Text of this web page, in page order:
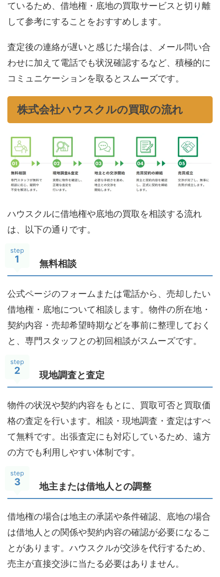
ているため、借地権・底地の買取サービスと切り離
して参考にすることをおすすめします。
査定後の連絡が遅いと感じた場合は、メール問い合
わせに加えて電話でも状況確認するなど、積極的に
コミュニケーションを取るとスムーズです。
株式会社ハウスクルの買取の流れ
ハウスクルに借地権や底地の買取を相談する流れ
は、以下の通りです。
step
1 無料相談
公式ページのフォームまたは電話から、売却したい
借地権・底地について相談します。物件の所在地・
契約内容・売却希望時期などを事前に整理しておく
と、専門スタッフとの初回相談がスムーズです。
step
2 現地調査と査定
物件の状況や契約内容をもとに、買取可否と買取価
格の査定を行います。相談・現地調査・査定はすべ
て無料です。出張査定にも対応しているため、遠方
の方でも利用しやすい体制です。
step
3 地主または借地人との調整
借地権の場合は地主の承諾や条件確認、底地の場合
は借地人との関係や契約内容の確認が必要になるこ
とがあります。ハウスクルが交渉を代行するため、
売主が直接交渉に当たる必要はありません。